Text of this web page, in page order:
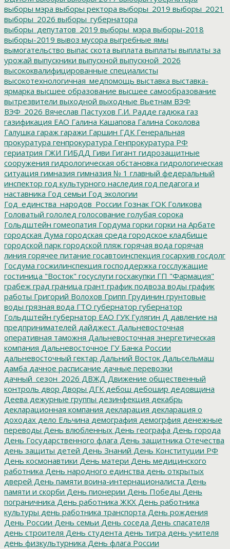
выборы мэра выборы ректора выборы_2019 выборы_2021
выборы_2026 выборы_губернатора
выборы_депутатов_2019 выборы_мэра выборы-2018
выборы-2019 вывоз мусора выгребные ямы
вымогательство выпас скота выплата выплаты выплаты за
урожай выпускники выпускной выпускной_2026
высококвалифицированные специалисты
высокотехнологичная_медпомощь выставка выставка-
ярмарка высшее образование высшее самообразование
вытрезвители выходной выходные Вьетнам ВЭФ
ВЭФ_2026 Вячеслав Пастухов Г.И. Радде гадюка газ
газификация ЕАО Галина Кашапова Галина Соколова
Галушка гараж гаражи Гаршин ГДК Генеральная
прокуратура генпрокуратура Генпрокуратура РФ
гериатрия ГЖИ ГИБДД Гиви Гигант гидрозащитные
сооружения гидрологическая обстановка гидрологическая
ситуация гимназия гимназия № 1 главный федеральный
инспектор год культурного наследия год педагога и
наставника Год семьи Год экологии
Год_единства_народов_России Гознак ГОК Голикова
Головатый гололед голосование голубая сорока
Гольдштейн гомеопатия Гордума горки горки на Арбате
городская Дума городская среда городское кладбище
городской парк городской пляж горячая вода горячая
линия горячее питание госавтоинспекция госархив госдолг
Госдума госжилинспекция господдержка госслужащие
гостиница "Восток" госуслуги госхакупки ГП "Фармация"
грабеж град граница грант график подвоза воды график
работы Григорий Волохов Грипп Грудинин грунтовые
воды грязная вода ГТО губернатор губернатор
Гольдштейн губернатор ЕАО ГУК Гулягин Д давление на
предпринимателей дайджест Дальневосточная
оперативная таможня Дальневосточная энергетическая
компания Дальневосточное ГУ Банка России
дальневосточный гектар Дальний Восток Дальсельмаш
дамба дачное расписание дачные перевозки
дачный_сезон_2026 ДВЖД Движение общественный
контроль двор Дворы ДГК дебош дебошир дедовщина
Деева дежурные группы дезинфекция декабрь
декларационная компания декларация декларация о
доходах дело Ельчина демография демогрфия денежные
переводы День влюбленных День географа День города
День Государственного флага День защитника Отечества
день защиты детей День Знаний День Конституции РФ
День космонавтики День матери День медицинского
работника День народного единства день открытых
дверей День памяти воина-интернационалиста День
памяти и скорби День пионерии День Победы День
пограничника День работника ЖКХ День работника
культуры день работника транспорта День рождения
День России День семьи День соседа День спасателя
день строителя День студента день тигра день учителя
день физкультурника День флага России